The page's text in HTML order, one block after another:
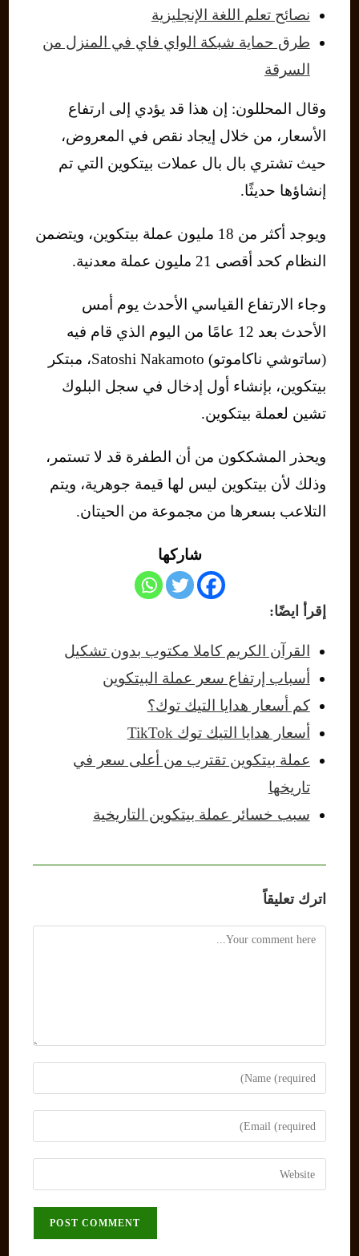
نصائح تعلم اللغة الإنجليزية
طرق حماية شبكة الواي فاي في المنزل من
السرقة
وقال المحللون: إن هذا قد يؤدي إلى ارتفاع
الأسعار، من خلال إيجاد نقص في المعروض،
حيث تشتري بال بال عملات بيتكوين التي تم
إنشاؤها حديثًا.
ويوجد أكثر من 18 مليون عملة بيتكوين، ويتضمن
النظام كحد أقصى 21 مليون عملة معدنية.
وجاء الارتفاع القياسي الأحدث يوم أمس
الأحدث بعد 12 عامًا من اليوم الذي قام فيه
(ساتوشي ناكاموتو) Satoshi Nakamoto، مبتكر
بيتكوين، بإنشاء أول إدخال في سجل البلوك
تشين لعملة بيتكوين.
ويحذر المشككون من أن الطفرة قد لا تستمر،
وذلك لأن بيتكوين ليس لها قيمة جوهرية، ويتم
التلاعب بسعرها من مجموعة من الحيتان.
شاركها
إقرأ ايضًا:
القرآن الكريم كاملا مكتوب بدون تشكيل
أسباب إرتفاع سعر عملة البيتكوين
كم أسعار هدايا التيك توك؟
أسعار هدايا التيك توك TikTok
عملة بيتكوين تقترب من أعلى سعر في
تاريخها
سبب خسائر عملة بيتكوين التاريخية
اترك تعليقاً
Comment
Enter
your
name
comment
Enter
your
email
address
Enter
your